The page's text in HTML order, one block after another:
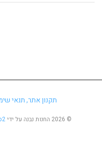
תקנון אתר, תנאי
© 2026 החנות נבנה על ידי